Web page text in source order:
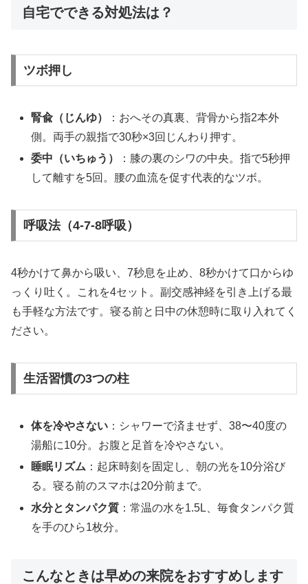
自宅でできる対処法は？
ツボ押し
腎兪（じんゆ）
：おへその真裏、背骨から指2本外
側。両手の親指で30秒×3回じんわり押す。
委中（いちゅう）
：膝の裏のシワの中央。指で5秒押
して離すを5回。腰の血流を促す代表的なツボ。
呼吸法（4-7-8呼吸）
4秒かけて鼻から吸い、7秒息を止め、8秒かけて口からゆ
っくり吐く。これを4セット。副交感神経を引き上げる最
も手軽な方法です。寝る前と日中の休憩時に取り入れてく
ださい。
生活習慣の3つの柱
体を冷やさない ：シャワーで済ませず、38〜40度の
湯船に10分。お腹と足首を冷やさない。
睡眠リズム ：起床時刻を固定し、朝の光を10分浴び
る。寝る前のスマホは20分前まで。
水分とタンパク質 ：常温の水を1.5L、毎食タンパク質
を手のひら1枚分。
こんなときは早めの来院をおすすめします